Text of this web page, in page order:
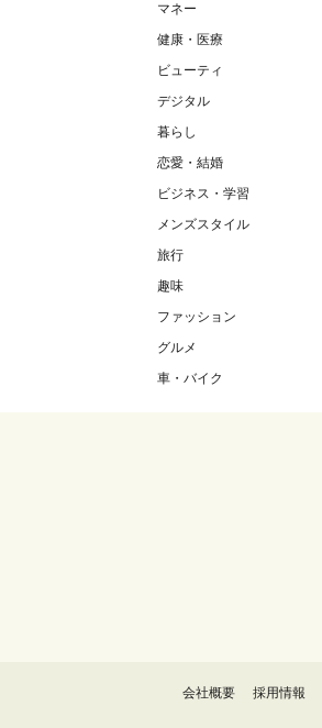
マネー
健康・医療
ビューティ
デジタル
暮らし
恋愛・結婚
ビジネス・学習
メンズスタイル
旅行
趣味
ファッション
グルメ
車・バイク
会社概要 採用情報